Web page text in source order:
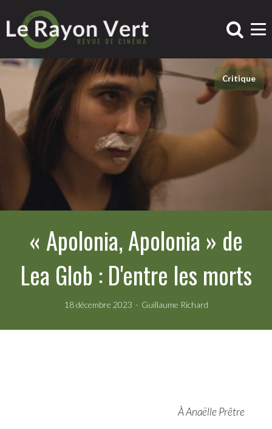
Critique
« Apolonia, Apolonia » de
Lea Glob : D'entre les morts
18 décembre 2023 Guillaume Richard
À Anaëlle Prêtre